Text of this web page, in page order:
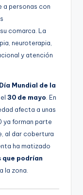
a personas con
comarca. La
neuroterapia,
y atención
Día Mundial de la
30 de mayo . En
afecta a unas
ya forman parte
al dar cobertura
ha matizado
que podrían
la zona.